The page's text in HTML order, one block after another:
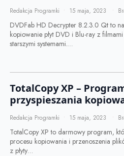
Redakcja Programki 15 maja, 2023
DVDFab HD Decrypter 8.2.3.0 Qt to
kopiowanie płyt DVD i Blu-ray z
starszymi systemami.…
TotalCopy XP –
przyspieszania
Redakcja Programki 15 maja, 2023
TotalCopy XP to darmowy program,
procesu kopiowania i przenoszenia
z płyty…